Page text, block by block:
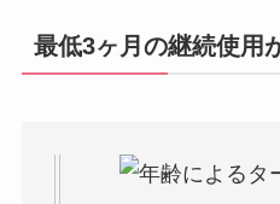
最低3ヶ月の継続使用